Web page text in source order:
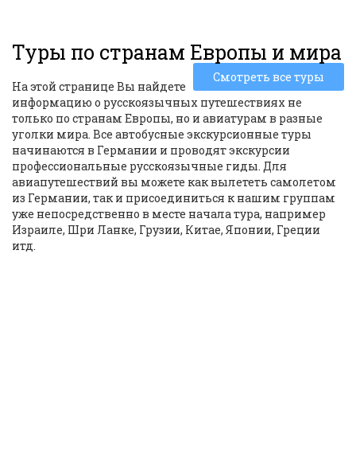
Туры по странам Европы и мира
Смотреть все туры
На этой странице Вы найдете
информацию о русскоязычных путешествиях не
только по странам Европы, но и авиатурам в разные
уголки мира. Все автобусные экскурсионные туры
начинаются в Германии и проводят экскурсии
профессиональные русскоязычные гиды. Для
авиапутешествий вы можете как вылететь самолетом
из Германии, так и присоединиться к нашим группам
уже непосредственно в месте начала тура, например
Израиле, Шри Ланке, Грузии, Китае, Японии, Греции
итд.